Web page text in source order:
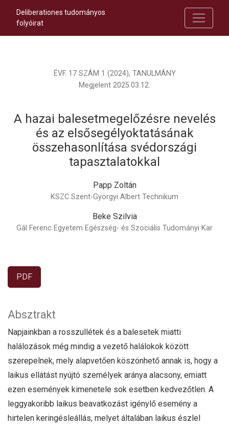
Deliberationes tudományos
folyóirat
ÉVF. 17 SZÁM 1 (2024), TANULMÁNY
A hazai balesetmegelőzésre nevelés
és az elsősegélyoktatásának
összehasonlítása svédországi
tapasztalatokkal
Megjelent 2025.03.12.
Papp Zoltán
KSZC Szent-Györgyi Albert Technikum
Beke Szilvia
Gál Ferenc Egyetem Egészség- és Szociális Tudományi Kar
PDF
Absztrakt
Napjainkban a rosszullétek és a balesetek miatti
halálozások még mindig a vezető halálokok között
szerepelnek, mely alapvetően köszönhető annak is, hogy a
laikus ellátást nyújtó személyek aránya alacsony, emiatt
ezen események kimenetele sok esetben kedvezőtlen. A
leggyakoribb laikus beavatkozást igénylő esemény a
hirtelen keringésleállás, melyet általában laikus észlel